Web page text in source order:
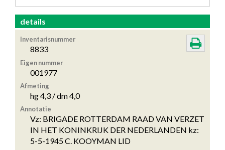
details
Inventarisnummer
8833
Eigen nummer
001977
Afmeting
hg 4,3 / dm 4,0
Annotatie
Vz: BRIGADE ROTTERDAM RAAD VAN VERZET
IN HET KONINKRIJK DER NEDERLANDEN kz:
5-5-1945 C. KOOYMAN LID